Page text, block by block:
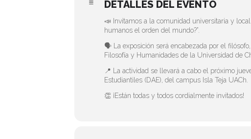
DETALLES DEL EVENTO
📣 Invitamos a la comunidad universitaria y
humanos el orden del mundo?”.
🗣️ La exposición será encabezada por el
Filosofía y Humanidades de la Universidad de
📍 La actividad se llevará a cabo el próximo
Estudiantiles (DAE), del campus Isla Teja UACh.
👏 ¡Están todas y todos cordialmente invitados!